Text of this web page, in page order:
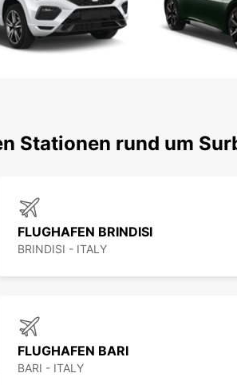
Stationen rund um
FLUGHAFEN BRINDISI
BRINDISI - ITALY
FLUGHAFEN BARI
BARI - ITALY